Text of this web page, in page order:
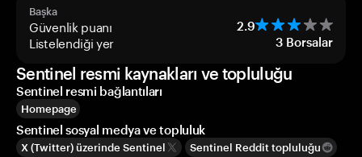
Başka
Güvenlik puanı 2.9
Listelendiği yer 3 Borsalar
Sentinel resmi kaynakları ve topluluğu
Sentinel resmi bağlantıları
Homepage
Sentinel sosyal medya ve topluluk
X (Twitter) üzerinde Sentinel
Sentinel Reddit topluluğu